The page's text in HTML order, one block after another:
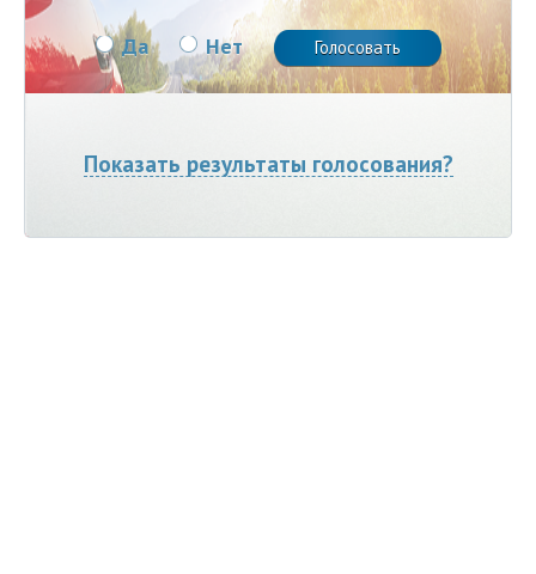
Да Нет
Показать результаты голосования?